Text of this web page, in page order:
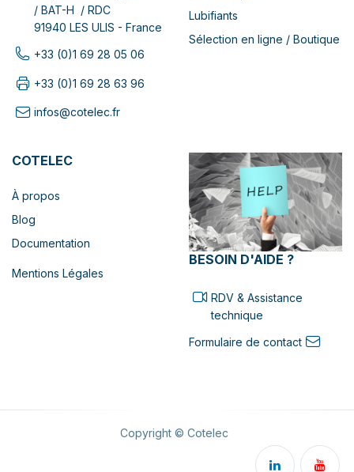
/ BAT-H / RDC
91940 LES ULIS - France
+33 (0)1 69 28 05 06
+33 (0)1 69 28 63 96
infos@cotelec.fr
Lubifiants
Sélection en ligne / Boutique
COTELEC
À propos
Blog
Documentation
Mentions Légales
BESOIN D'AIDE ?
RDV & Assistance
technique
Formulaire de contact
Copyright © Cotelec